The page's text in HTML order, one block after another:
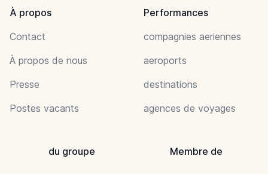
À propos
Contact
À propos de nous
Presse
Postes vacants
Performances
compagnies aeriennes
aeroports
destinations
agences de voyages
du groupe Membre de